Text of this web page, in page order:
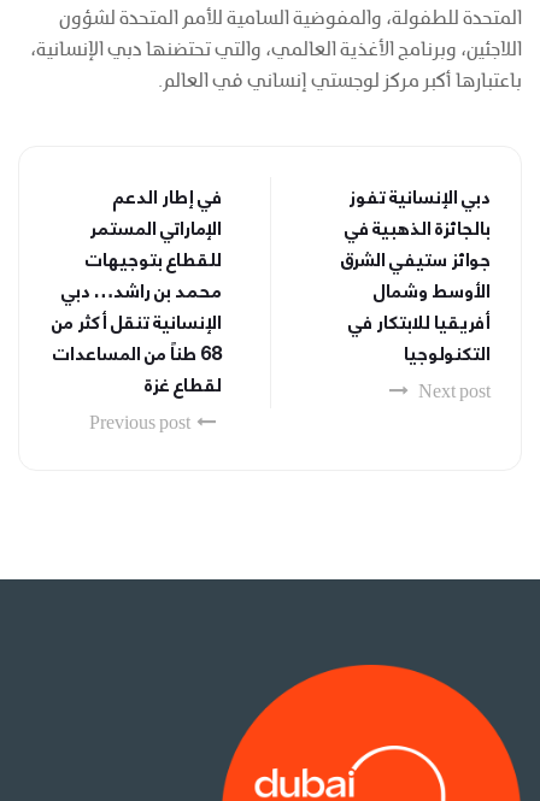
المتحدة للطفولة، والمفوضية السامية للأمم المتحدة لشؤون
اللاجئين، وبرنامج الأغذية العالمي، والتي تحتضنها دبي الإنسانية،
باعتبارها أكبر مركز لوجستي إنساني في العالم.
في إطار الدعم
الإماراتي المستمر
للقطاع بتوجيهات
محمد بن راشد… دبي
الإنسانية تنقل أكثر من
68 طناً من المساعدات
لقطاع غزة
Previous post
دبي الإنسانية تفوز
بالجائزة الذهبية في
جوائز ستيفي الشرق
الأوسط وشمال
أفريقيا للابتكار في
التكنولوجيا
Next post